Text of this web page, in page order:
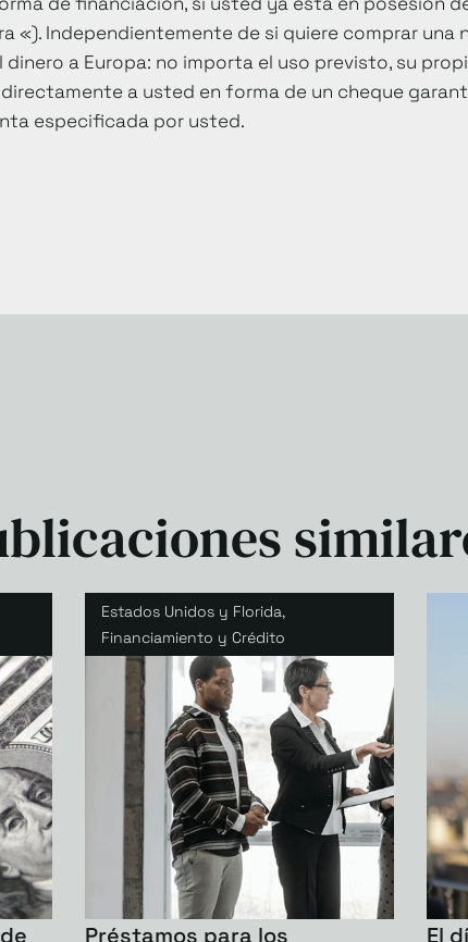
«). Independientemente de si quiere comprar una
dinero a Europa: no importa el uso previsto, su
a usted en forma de un cheque
especificada por usted.
Estados Unidos y Florida,
Financiamiento y Crédito
Préstamos para los
El